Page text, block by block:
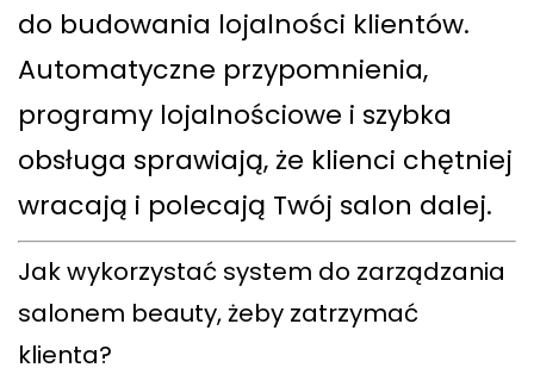
do budowania lojalności klientów.
Automatyczne przypomnienia,
programy lojalnościowe i szybka
obsługa sprawiają, że klienci chętniej
wracają i polecają Twój salon dalej.
Jak wykorzystać system do zarządzania
salonem beauty, żeby zatrzymać
klienta?